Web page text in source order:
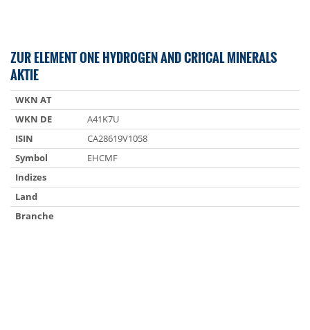
ZUR ELEMENT ONE HYDROGEN AND CRI1CAL MINERALS
AKTIE
WKN AT
WKN DE
A41K7U
ISIN
CA28619V1058
Symbol
EHCMF
Indizes
Land
Branche